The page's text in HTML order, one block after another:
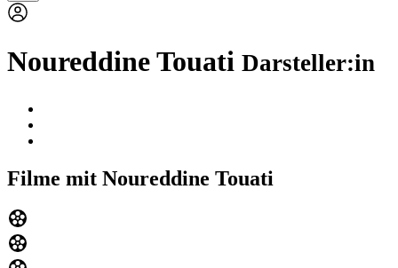
Noureddine Touati Darsteller:in
Filme mit Noureddine Touati